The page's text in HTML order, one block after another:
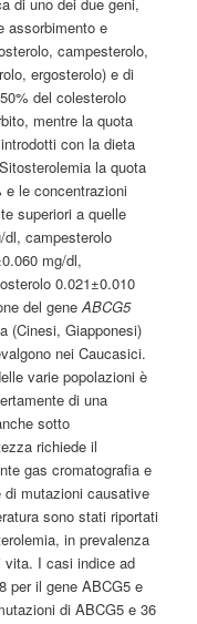
assorbimento e
campesterolo,
ergosterolo) e di
del colesterolo
mentre la quota
con la dieta
la quota
e le concentrazioni
superiori a quelle
dl, campesterolo
mg/dl,
0.021±0.010
del geneABCG5
(Cinesi, Giapponesi)
nei Caucasici.
varie popolazioni è
di una
sotto
richiede il
gas cromatografia e
di mutazioni causative
sono stati riportati
in prevalenza
vita. I casi indice ad
per il gene ABCG5 e
di ABCG5 e 36